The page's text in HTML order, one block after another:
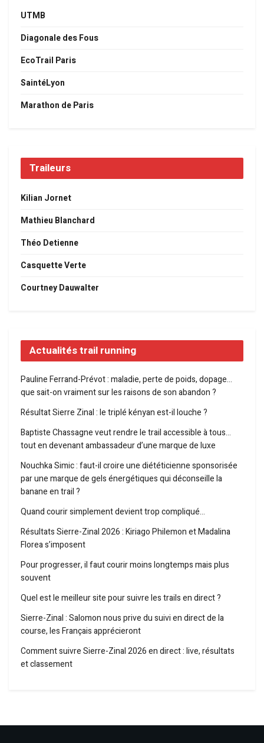
UTMB
Diagonale des Fous
EcoTrail Paris
SaintéLyon
Marathon de Paris
Traileurs
Kilian Jornet
Mathieu Blanchard
Théo Detienne
Casquette Verte
Courtney Dauwalter
Actualités trail running
Pauline Ferrand-Prévot : maladie, perte de poids, dopage…
que sait-on vraiment sur les raisons de son abandon ?
Résultat Sierre Zinal : le triplé kényan est-il louche ?
Baptiste Chassagne veut rendre le trail accessible à tous…
tout en devenant ambassadeur d’une marque de luxe
Nouchka Simic : faut-il croire une diététicienne sponsorisée
par une marque de gels énergétiques qui déconseille la
banane en trail ?
Quand courir simplement devient trop compliqué…
Résultats Sierre-Zinal 2026 : Kiriago Philemon et Madalina
Florea s’imposent
Pour progresser, il faut courir moins longtemps mais plus
souvent
Quel est le meilleur site pour suivre les trails en direct ?
Sierre-Zinal : Salomon nous prive du suivi en direct de la
course, les Français apprécieront
Comment suivre Sierre-Zinal 2026 en direct : live, résultats
et classement